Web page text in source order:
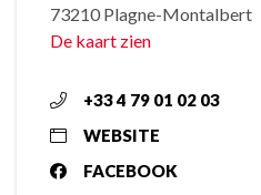
73210 Plagne-Montalbert
De kaart zien
+33 4 79 01 02 03
WEBSITE
FACEBOOK